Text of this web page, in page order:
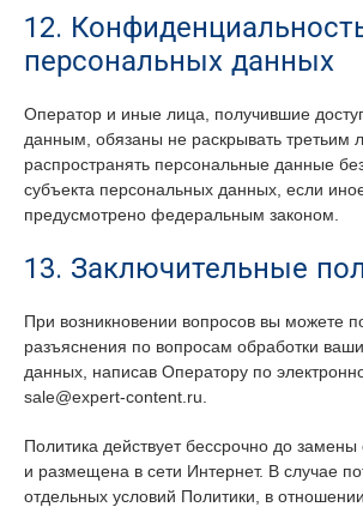
12.
персональных данных
Оператор и иные лица, получившие
данным, обязаны не раскрывать третьим
распространять персональные данные
субъекта персональных данных, если
предусмотрено федеральным законом.
13. Заключительные
При возникновении вопросов вы можете
разъяснения по вопросам обработки
данных, написав Оператору по
sale@expert-content.ru.
Политика действует бессрочно до
и размещена в сети Интернет. В случае
отдельных условий Политики, в